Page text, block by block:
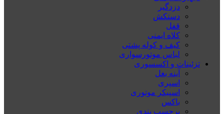
دزدگیر
دستکش
قفل
کلاه ایمنی
کیف و کوله پشتی
لباس موتورسواری
تزئینات و اکسسوری
آینه بغل
اسپری
اسپیکر موتوری
باکس
برچسب بندی